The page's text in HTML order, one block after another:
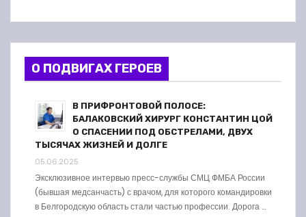
О ПОДВИГАХ ГЕРОЕВ
В ПРИФРОНТОВОЙ ПОЛОСЕ:
БАЛАКОВСКИЙ ХИРУРГ КОНСТАНТИН ЦОЙ
О СПАСЕНИИ ПОД ОБСТРЕЛАМИ, ДВУХ
ТЫСЯЧАХ ЖИЗНЕЙ И ДОЛГЕ
05.06.2025
Эксклюзивное интервью пресс-службы СМЦ ФМБА России
(бывшая медсанчасть) с врачом, для которого командировки
в Белгородскую область стали частью профессии. Дорога …